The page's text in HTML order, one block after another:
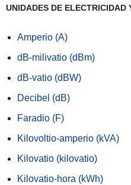
UNIDADES DE ELECTRICIDAD
Amperio (A)
dB-milivatio (dBm)
dB-vatio (dBW)
Decibel (dB)
Faradio (F)
Kilovoltio-amperio (kVA)
Kilovatio (kilovatio)
Kilovatio-hora (kWh)